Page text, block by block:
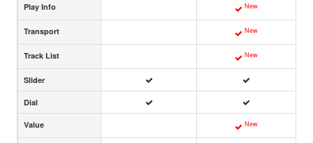
Play Info New
Transport New
Track List New
Slider
Dial
Value New